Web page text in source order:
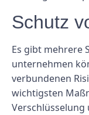
Schutz
Es gibt mehrere
unternehmen
verbundenen
wichtigsten
Verschlüsselung